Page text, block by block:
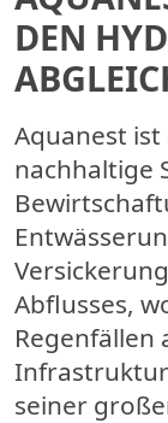
DEN
Aquanest
nachhaltige
Abflusses,
Regenfällen
seiner